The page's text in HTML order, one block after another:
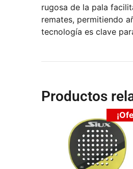
rugosa de la pala
remates, permitiendo
tecnología es clave
Productos